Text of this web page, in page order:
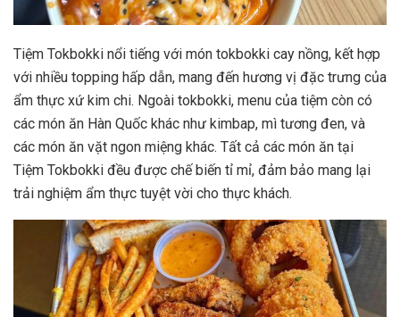
Tiệm Tokbokki nổi tiếng với món tokbokki cay nồng, kết hợp
với nhiều topping hấp dẫn, mang đến hương vị đặc trưng của
ẩm thực xứ kim chi. Ngoài tokbokki, menu của tiệm còn có
các món ăn Hàn Quốc khác như kimbap, mì tương đen, và
các món ăn vặt ngon miệng khác. Tất cả các món ăn tại
Tiệm Tokbokki đều được chế biến tỉ mỉ, đảm bảo mang lại
trải nghiệm ẩm thực tuyệt vời cho thực khách.